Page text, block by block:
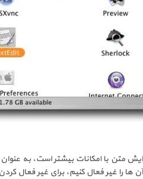
متن با امکانات بیشتر است، به
ها را غیر فعال کنیم، برای غیر فعال